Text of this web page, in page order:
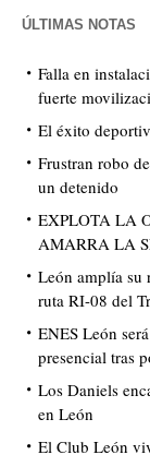
ÚLTIMAS NOTAS
Falla en
fuerte
El éxito
Frustran robo
un detenido
EXPLOTA LA
AMARRA LA
León amplía su
ruta RI-08 del
ENES León
presencial tras
Los Daniels
en León
El Club León